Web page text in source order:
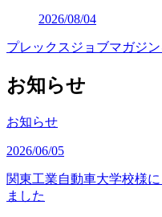
2026/08/04
プレックスジョブマガジ
お知らせ
お知らせ
2026/06/05
関東工業自動車大学校様
ました